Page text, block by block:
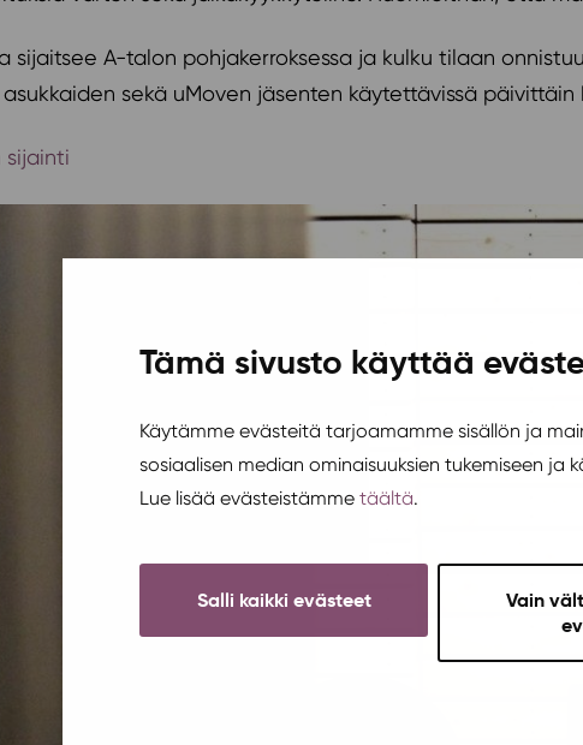
Tämä sivusto käyttää
Käytämme evästeitä tarjoamamme sisällön ja
sosiaalisen median ominaisuuksien tukemiseen ja
Lue lisää evästeistämme täältä.
Salli kaikki evästeet
Vain
sijaitsee A-talon pohjakerroksessa ja kulku tilaan
asukkaiden sekä uMoven jäsenten käytettävissä päivittäin
sijainti